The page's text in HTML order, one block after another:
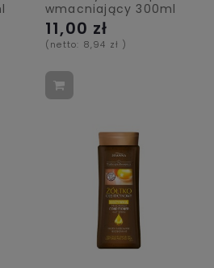
wmacniający 300ml
11,00 zł
(netto: 8,94 zł )